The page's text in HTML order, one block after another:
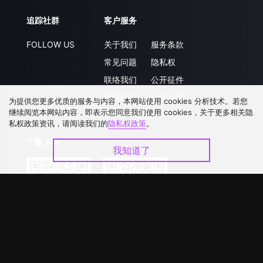
追踪社群
FOLLOW US
客户服务
关于我们
常见问题
联络我们
升级VIP
服务条款
隐私权
公开征件
合作洽談
下载 APP
为提供您更多优质的服务与内容，本网站使用 cookies 分析技术。若您
继续阅览本网站内容，即表示您同意我们使用 cookies，关于更多相关隐
私权政策资讯，请阅读我们的隐私权政策。
我知道了